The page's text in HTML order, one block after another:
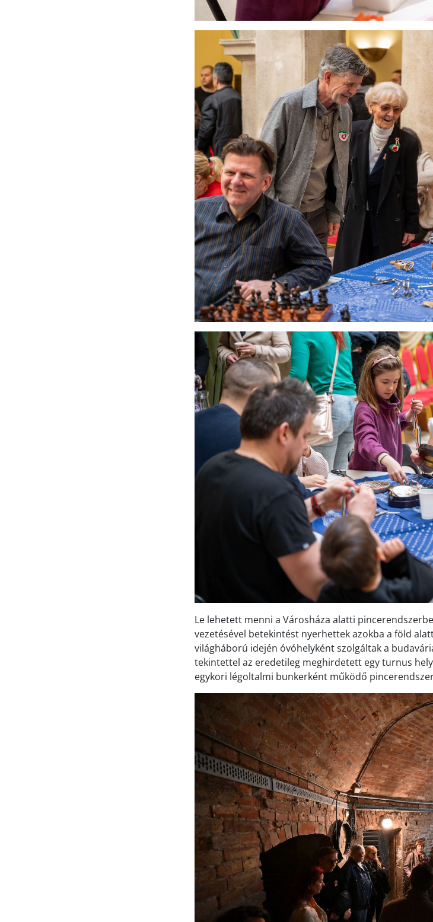
Le lehetett menni a Városháza alatti
vezetésével betekintést nyerhettek azokba a föld
világháború idején óvóhelyként szolgáltak a
tekintettel az eredetileg meghirdetett egy turnus
egykori légoltalmi bunkerként működő